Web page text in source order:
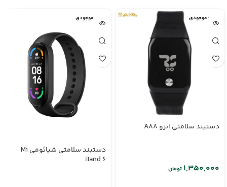
اتمام موجودی
دستبند سلامتی انزو A88
تومان
اتمام موجودی
دستبند سلامتی شیائومی Mi
Band 6